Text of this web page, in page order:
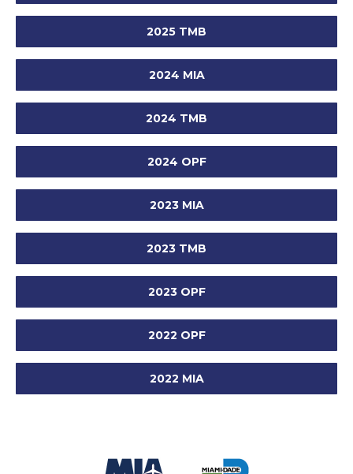
2025 TMB
2024 MIA
2024 TMB
2024 OPF
2023 MIA
2023 TMB
2023 OPF
2022 OPF
2022 MIA